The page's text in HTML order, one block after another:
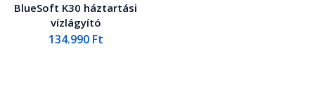
BlueSoft K30 háztartási
vízlágyító
134.990 Ft